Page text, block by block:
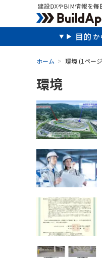
目的
ホーム 環境 (1ペー
環境